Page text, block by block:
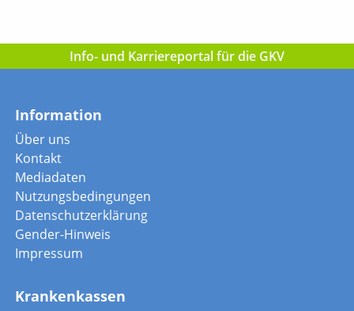
Info- und Karriereportal für die GKV
Information
Über uns
Kontakt
Mediadaten
Nutzungsbedingungen
Datenschutzerklärung
Gender-Hinweis
Impressum
Krankenkassen